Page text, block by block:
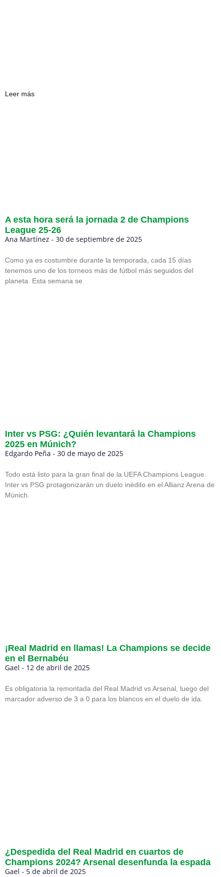
Leer más
A esta hora será la jornada 2 de Champions
League 25-26
Ana Martínez 30 de septiembre de 2025
Como ya es costumbre durante la temporada, cada 15 días
tenemos uno de los torneos más de fútbol más seguidos del
planeta. Esta semana se
Inter vs PSG: ¿Quién levantará la Champions
2025 en Múnich?
Edgardo Peña 30 de mayo de 2025
Todo está listo para la gran final de la UEFA Champions League.
Inter vs PSG protagonizarán un duelo inédito en el Allianz Arena de
Múnich.
¡Real Madrid en llamas! La Champions se decide
en el Bernabéu
Gael 12 de abril de 2025
Es obligatoria la remontada del Real Madrid vs Arsenal, luego del
marcador adverso de 3 a 0 para los blancos en el duelo de ida.
¿Despedida del Real Madrid en cuartos de
Champions 2024? Arsenal desenfunda la espada
Gael 5 de abril de 2025